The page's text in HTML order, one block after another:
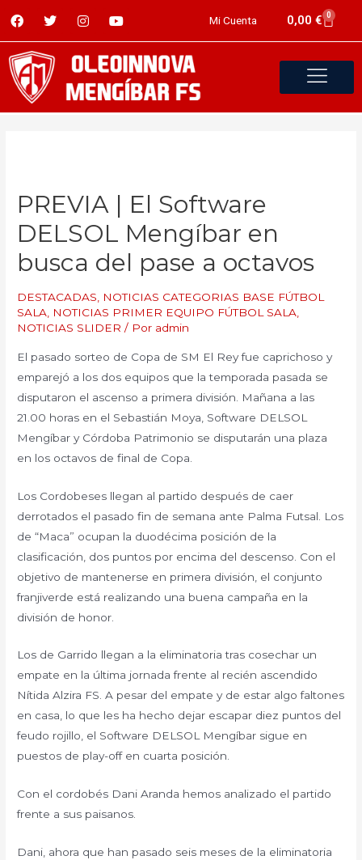
Mi Cuenta 0,00 € 0
PREVIA | El Software
DELSOL Mengíbar en
busca del pase a octavos
DESTACADAS
NOTICIAS CATEGORIAS BASE FÚTBOL
SALA
NOTICIAS PRIMER EQUIPO FÚTBOL SALA
NOTICIAS SLIDER / Por admin
El pasado sorteo de Copa de SM El Rey fue caprichoso y
emparejó a los dos equipos que la temporada pasada se
disputaron el ascenso a primera división. Mañana a las
21.00 horas en el Sebastián Moya, Software DELSOL
Mengíbar y Córdoba Patrimonio se disputarán una plaza
en los octavos de final de Copa.
Los Cordobeses llegan al partido después de caer
derrotados el pasado fin de semana ante Palma Futsal. Los
de “Maca” ocupan la duodécima posición de la
clasificación, dos puntos por encima del descenso. Con el
objetivo de mantenerse en primera división, el conjunto
franjiverde está realizando una buena campaña en la
división de honor.
Los de Garrido llegan a la eliminatoria tras cosechar un
empate en la última jornada frente al recién ascendido
Nítida Alzira FS. A pesar del empate y de estar algo faltones
en casa, lo que les ha hecho dejar escapar diez puntos del
feudo rojillo, el Software DELSOL Mengíbar sigue en
puestos de play-off en cuarta posición.
Con el cordobés Dani Aranda hemos analizado el partido
frente a sus paisanos.
Dani, ahora que han pasado seis meses de la eliminatoria